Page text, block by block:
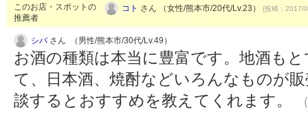
このお店・スポットの
推薦者
コト さん （女性/熊本市/20代/Lv.23） (投稿：2017/
シバさん （男性/熊本市/30代/Lv.49）
お酒の種類は本当に豊富です。地酒も
て、日本酒、焼酎などいろんなものが
談するとおすすめを教えてくれます。